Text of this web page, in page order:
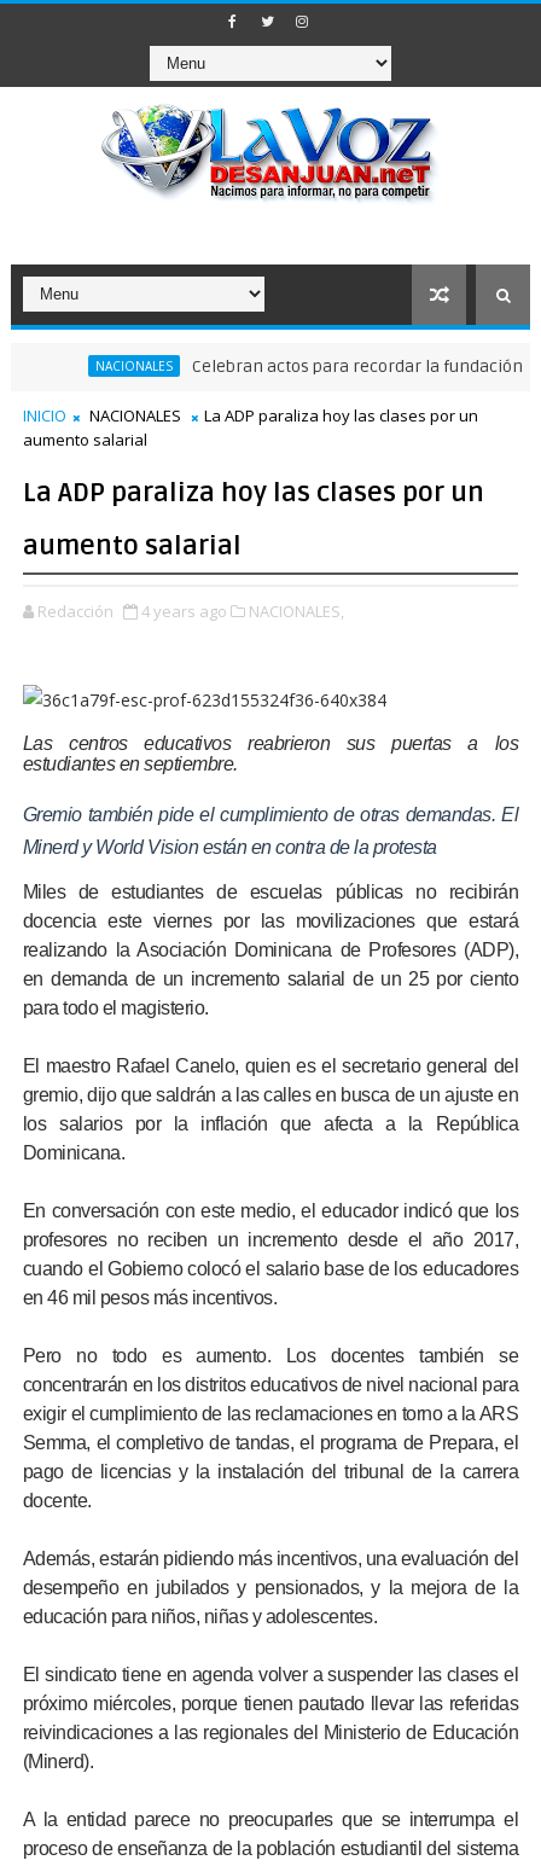
NACIONALES Celebran actos para recordar la fundación de Santo
INICIO NACIONALES
La ADP paraliza hoy las clases por un
aumento salarial
La ADP paraliza hoy las clases por un
aumento salarial
Redacción 4 years ago NACIONALES,
Las centros educativos reabrieron sus puertas a los
estudiantes en septiembre.
Gremio también pide el cumplimiento de otras demandas. El
Minerd y World Vision están en contra de la protesta
Miles de estudiantes de escuelas públicas no recibirán
docencia este viernes por las movilizaciones que estará
realizando la Asociación Dominicana de Profesores (ADP),
en demanda de un incremento salarial de un 25 por ciento
para todo el magisterio.
El maestro Rafael Canelo, quien es el secretario general del
gremio, dijo que saldrán a las calles en busca de un ajuste en
los salarios por la inflación que afecta a la República
Dominicana.
En conversación con este medio, el educador indicó que los
profesores no reciben un incremento desde el año 2017,
cuando el Gobierno colocó el salario base de los educadores
en 46 mil pesos más incentivos.
Pero no todo es aumento. Los docentes también se
concentrarán en los distritos educativos de nivel nacional para
exigir el cumplimiento de las reclamaciones en torno a la ARS
Semma, el completivo de tandas, el programa de Prepara, el
pago de licencias y la instalación del tribunal de la carrera
docente.
Además, estarán pidiendo más incentivos, una evaluación del
desempeño en jubilados y pensionados, y la mejora de la
educación para niños, niñas y adolescentes.
El sindicato tiene en agenda volver a suspender las clases el
próximo miércoles, porque tienen pautado llevar las referidas
reivindicaciones a las regionales del Ministerio de Educación
(Minerd).
A la entidad parece no preocuparles que se interrumpa el
proceso de enseñanza de la población estudiantil del sistema